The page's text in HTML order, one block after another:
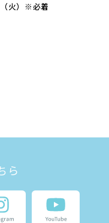
火）※必着
ら